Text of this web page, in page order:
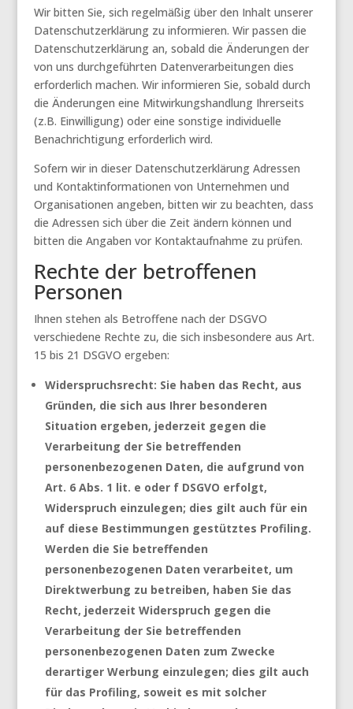
Wir bitten Sie, sich regelmäßig über den Inhalt unserer
Datenschutzerklärung zu informieren. Wir passen die
Datenschutzerklärung an, sobald die Änderungen der
von uns durchgeführten Datenverarbeitungen dies
erforderlich machen. Wir informieren Sie, sobald durch
die Änderungen eine Mitwirkungshandlung Ihrerseits
(z.B. Einwilligung) oder eine sonstige individuelle
Benachrichtigung erforderlich wird.
Sofern wir in dieser Datenschutzerklärung Adressen
und Kontaktinformationen von Unternehmen und
Organisationen angeben, bitten wir zu beachten, dass
die Adressen sich über die Zeit ändern können und
bitten die Angaben vor Kontaktaufnahme zu prüfen.
Rechte der betroffenen
Personen
Ihnen stehen als Betroffene nach der DSGVO
verschiedene Rechte zu, die sich insbesondere aus Art.
15 bis 21 DSGVO ergeben:
Widerspruchsrecht: Sie haben das Recht, aus
Gründen, die sich aus Ihrer besonderen
Situation ergeben, jederzeit gegen die
Verarbeitung der Sie betreffenden
personenbezogenen Daten, die aufgrund von
Art. 6 Abs. 1 lit. e oder f DSGVO erfolgt,
Widerspruch einzulegen; dies gilt auch für ein
auf diese Bestimmungen gestütztes Profiling.
Werden die Sie betreffenden
personenbezogenen Daten verarbeitet, um
Direktwerbung zu betreiben, haben Sie das
Recht, jederzeit Widerspruch gegen die
Verarbeitung der Sie betreffenden
personenbezogenen Daten zum Zwecke
derartiger Werbung einzulegen; dies gilt auch
für das Profiling, soweit es mit solcher